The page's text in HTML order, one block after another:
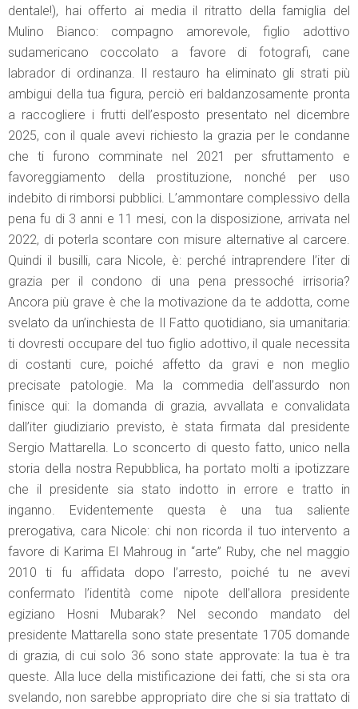
dentale!), hai offerto ai media il ritratto della famiglia del
Mulino Bianco: compagno amorevole, figlio adottivo
sudamericano coccolato a favore di fotografi, cane
labrador di ordinanza. Il restauro ha eliminato gli strati più
ambigui della tua figura, perciò eri baldanzosamente pronta
a raccogliere i frutti dell’esposto presentato nel dicembre
2025, con il quale avevi richiesto la grazia per le condanne
che ti furono comminate nel 2021 per sfruttamento e
favoreggiamento della prostituzione, nonché per uso
indebito di rimborsi pubblici. L’ammontare complessivo della
pena fu di 3 anni e 11 mesi, con la disposizione, arrivata nel
2022, di poterla scontare con misure alternative al carcere.
Quindi il busilli, cara Nicole, è: perché intraprendere l’iter di
grazia per il condono di una pena pressoché irrisoria?
Ancora più grave è che la motivazione da te addotta, come
svelato da un’inchiesta de Il Fatto quotidiano, sia umanitaria:
ti dovresti occupare del tuo figlio adottivo, il quale necessita
di costanti cure, poiché affetto da gravi e non meglio
precisate patologie. Ma la commedia dell’assurdo non
finisce qui: la domanda di grazia, avvallata e convalidata
dall’iter giudiziario previsto, è stata firmata dal presidente
Sergio Mattarella. Lo sconcerto di questo fatto, unico nella
storia della nostra Repubblica, ha portato molti a ipotizzare
che il presidente sia stato indotto in errore e tratto in
inganno. Evidentemente questa è una tua saliente
prerogativa, cara Nicole: chi non ricorda il tuo intervento a
favore di Karima El Mahroug in “arte” Ruby, che nel maggio
2010 ti fu affidata dopo l’arresto, poiché tu ne avevi
confermato l’identità come nipote dell’allora presidente
egiziano Hosni Mubarak? Nel secondo mandato del
presidente Mattarella sono state presentate 1705 domande
di grazia, di cui solo 36 sono state approvate: la tua è tra
queste. Alla luce della mistificazione dei fatti, che si sta ora
svelando, non sarebbe appropriato dire che si sia trattato di